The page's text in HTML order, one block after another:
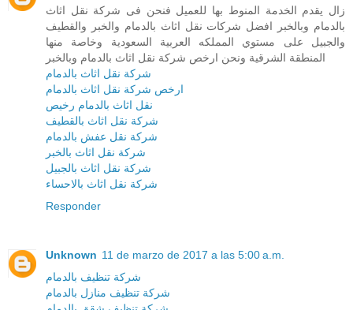
زال يقدم الخدمة المنوط بها للعميل فنحن فى شركة نقل اثاث
بالدمام وبالخبر افضل شركات نقل اثاث بالدمام والخبر والقطيف
والجبيل على مستوي المملكه العربية السعودية وخاصة منها
المنطقة الشرقية ونحن ارخص شركة نقل اثاث بالدمام وبالخبر
شركة نقل اثاث بالدمام
ارخص شركة نقل اثاث بالدمام
نقل اثاث بالدمام رخيص
شركة نقل اثاث بالقطيف
شركة نقل عفش بالدمام
شركة نقل اثاث بالخبر
شركة نقل اثاث بالجبيل
شركة نقل اثاث بالاحساء
Responder
Unknown 11 de marzo de 2017 a las 5:00 a.m.
شركة تنظيف بالدمام
شركة تنظيف منازل بالدمام